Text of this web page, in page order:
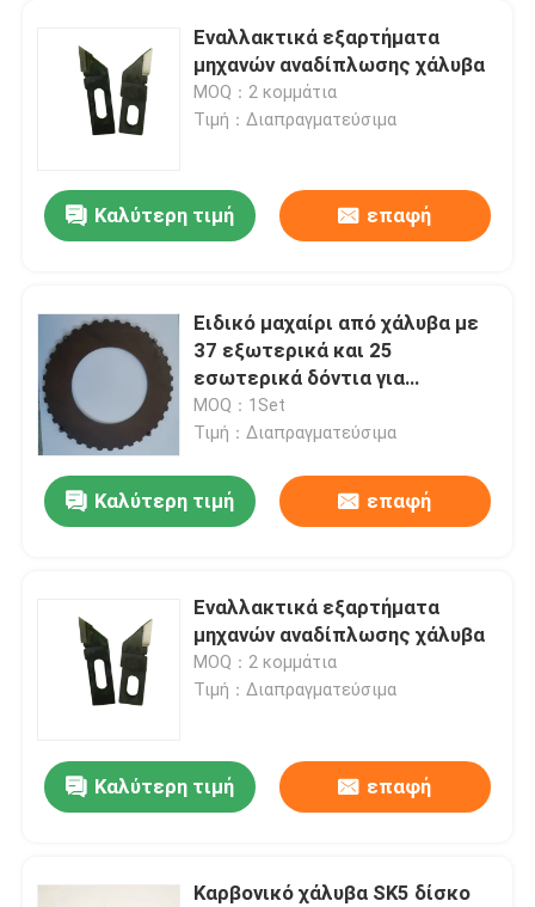
Εναλλακτικά εξαρτήματα
μηχανών αναδίπλωσης χάλυβα
MOQ：2 κομμάτια
Τιμή：Διαπραγματεύσιμα
Καλύτερη τιμή επαφή
Ειδικό μαχαίρι από χάλυβα με
37 εξωτερικά και 25
εσωτερικά δόντια για
ανταλλακτικά μηχανών
εκτύπωσης MO
MOQ：1Set
Τιμή：Διαπραγματεύσιμα
Καλύτερη τιμή επαφή
Εναλλακτικά εξαρτήματα
μηχανών αναδίπλωσης χάλυβα
MOQ：2 κομμάτια
Τιμή：Διαπραγματεύσιμα
Καλύτερη τιμή επαφή
Καρβονικό χάλυβα SK5 δίσκο